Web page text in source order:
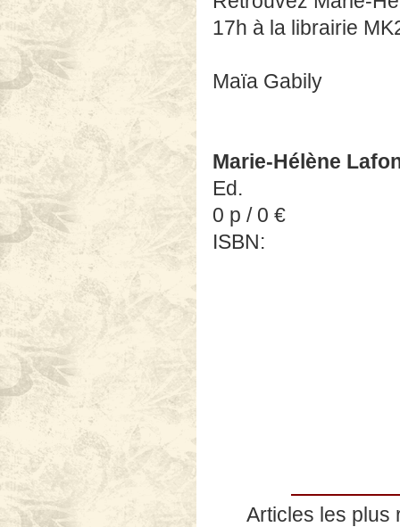
17h à la librairie
Maïa Gabily
Marie-Hélène
Ed.
0 p / 0 €
ISBN:
Articles les plus